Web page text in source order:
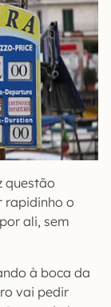
questão
rapidinho o
ali, sem
à boca da
vai pedir